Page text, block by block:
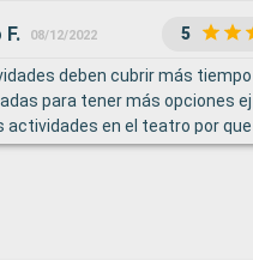
F. 08/12/2022 5
deben cubrir más
para tener más opciones
actividades en el teatro por que
en el área de piscina